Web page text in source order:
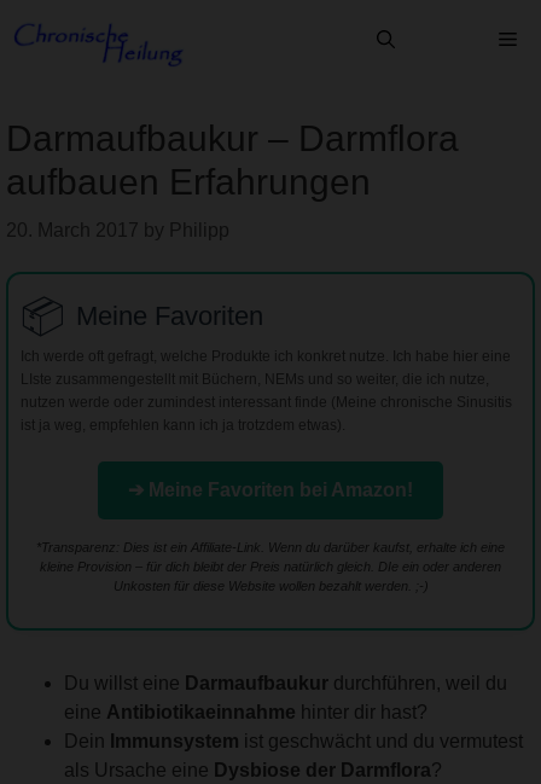
Darmaufbaukur – Darmflora
aufbauen Erfahrungen
20. March 2017 by Philipp
📦 Meine Favoriten
Ich werde oft gefragt, welche Produkte ich konkret nutze. Ich habe hier eine
LIste zusammengestellt mit Büchern, NEMs und so weiter, die ich nutze,
nutzen werde oder zumindest interessant finde (Meine chronische Sinusitis
ist ja weg, empfehlen kann ich ja trotzdem etwas).
➔ Meine Favoriten bei Amazon!
*Transparenz: Dies ist ein Affiliate-Link. Wenn du darüber kaufst, erhalte ich eine
kleine Provision – für dich bleibt der Preis natürlich gleich. DIe ein oder anderen
Unkosten für diese Website wollen bezahlt werden. ;-)
Du willst eine Darmaufbaukur durchführen, weil du
eine Antibiotikaeinnahme hinter dir hast?
Dein Immunsystem ist geschwächt und du vermutest
als Ursache eine Dysbiose der Darmflora?